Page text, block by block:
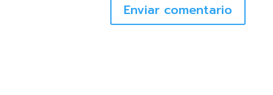
Enviar comentario